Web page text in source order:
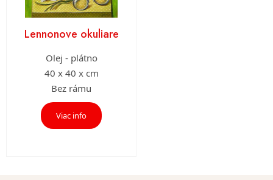
Lennonove okuliare
Olej - plátno
40 x 40 x cm
Bez rámu
Viac info